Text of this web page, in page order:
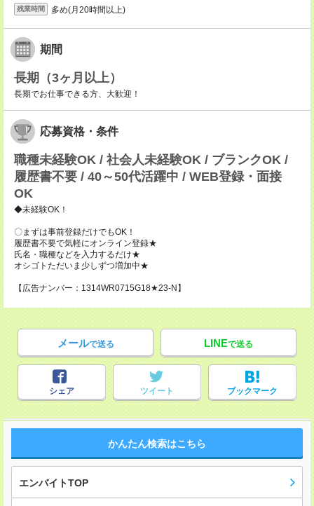
残業時間 多め(月20時間以上)
期間
長期（3ヶ月以上）
長期でお仕事できる方、大歓迎！
応募資格・条件
職種未経験OK / 社会人未経験OK / ブランクOK /
履歴書不要 / 40～50代活躍中 / WEB登録・面接
OK
◆未経験OK！
〇まずは事前登録だけでもOK！
履歴書不要で気軽にオンライン登録★
氏名・職種などを入力するだけ★
オシゴトただいま少しずつ増加中★
【広告ナンバー：1314WR0715G18★23-N】
メールで送る LINEで送る
シェア ツイート ブックマーク
かんたん検索はこちら
エンバイトTOP